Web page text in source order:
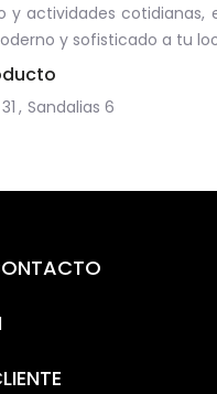
actividades cotidianas,
y sofisticado a tu
31 , Sandalias 6